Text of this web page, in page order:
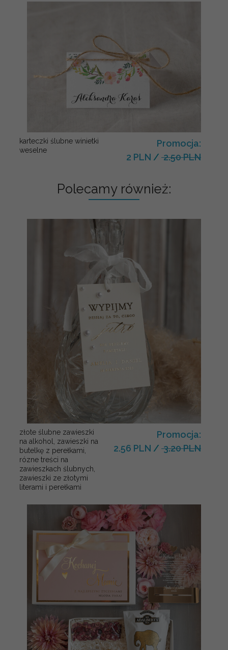
karteczki ślubne winietki
weselne
Promocja:
2 PLN / 2.50 PLN
Polecamy również:
złote ślubne zawieszki
na alkohol, zawieszki na
butelkę z perełkami,
rózne treści na
zawieszkach ślubnych,
zawieszki ze złotymi
literami i perełkami
Promocja:
2.56 PLN / 3.20 PLN